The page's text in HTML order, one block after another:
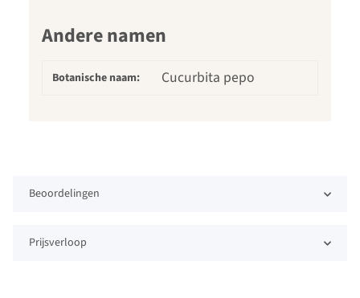
Andere namen
Botanische naam: Cucurbita pepo
Beoordelingen
Prijsverloop